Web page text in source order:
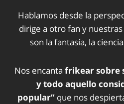
Hablamos desde la
dirige a otro fan y
son la fantasía, la
Nos encanta frikear sobre
y todo aquello
popular” que nos